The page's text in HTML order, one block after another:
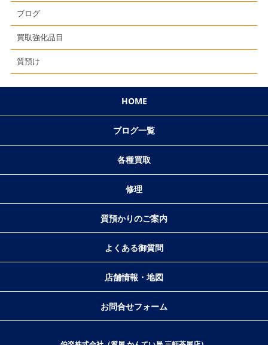
ブログ
買取強化品目
質預け
HOME
ブログ一覧
各種買取
修理
質預かりのご案内
よくある御質問
店舗情報・地図
お問合せフォーム